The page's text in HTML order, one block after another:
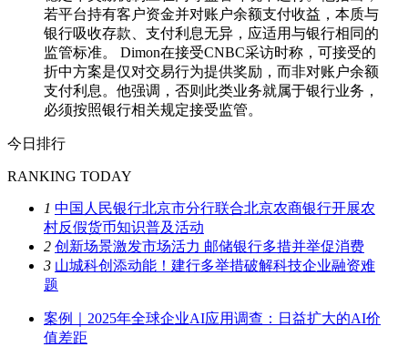
若平台持有客户资金并对账户余额支付收益，本质与
银行吸收存款、支付利息无异，应适用与银行相同的
监管标准。 Dimon在接受CNBC采访时称，可接受的
折中方案是仅对交易行为提供奖励，而非对账户余额
支付利息。他强调，否则此类业务就属于银行业务，
必须按照银行相关规定接受监管。
今日排行
RANKING TODAY
1 中国人民银行北京市分行联合北京农商银行开展农
村反假货币知识普及活动
2 创新场景激发市场活力 邮储银行多措并举促消费
3 山城科创添动能！建行多举措破解科技企业融资难
题
案例｜2025年全球企业AI应用调查：日益扩大的AI价
值差距